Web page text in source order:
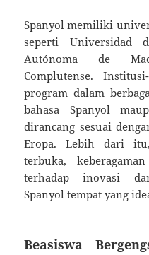
Spanyol memiliki
seperti Universidad
Autónoma de
Complutense.
program dalam
bahasa Spanyol
dirancang sesuai
Eropa. Lebih dari
terbuka,
terhadap inovasi
Spanyol tempat yang
Beasiswa